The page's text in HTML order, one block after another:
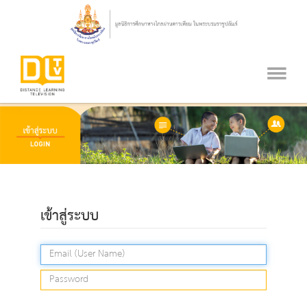
เข้าสู่ระบบ